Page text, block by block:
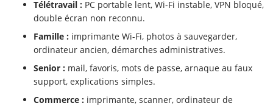
Télétravail : PC portable lent, Wi-Fi instable, VPN bloqué,
double écran non reconnu.
Famille : imprimante Wi-Fi, photos à sauvegarder,
ordinateur ancien, démarches administratives.
Senior : mail, favoris, mots de passe, arnaque au faux
support, explications simples.
Commerce : imprimante, scanner, ordinateur de